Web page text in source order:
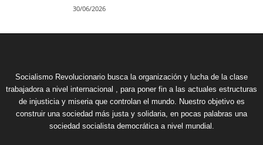
30/06/2026
Socialismo Revolucionario busca la organización y lucha de la clase
trabajadora a nivel internacional , para poner fin a las actuales estructuras
de injusticia y miseria que controlan el mundo. Nuestro objetivo es
construir una sociedad más justa y solidaria, en pocas palabras una
sociedad socialista democrática a nivel mundial.